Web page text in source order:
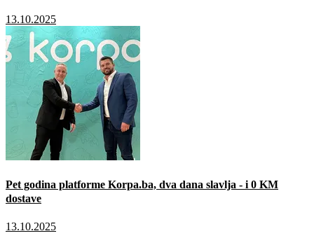
13.10.2025
Pet godina platforme Korpa.ba, dva dana slavlja - i 0 KM
dostave
13.10.2025